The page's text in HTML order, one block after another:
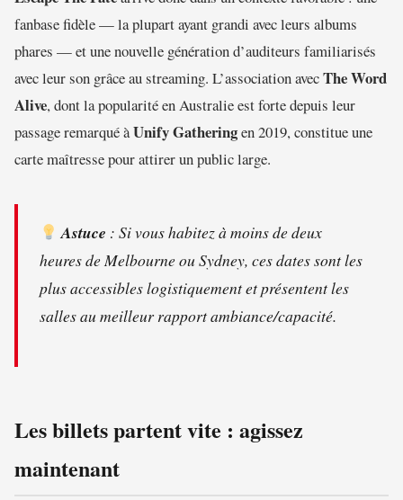
fanbase fidèle — la plupart ayant grandi avec leurs albums
phares — et une nouvelle génération d’auditeurs familiarisés
avec leur son grâce au streaming. L’association avecThe Word
Alive, dont la popularité en Australie est forte depuis leur
passage remarqué àUnify Gatheringen 2019, constitue une
carte maîtresse pour attirer un public large.
Astuce : Si vous habitez à moins de deux
heures de Melbourne ou Sydney, ces dates sont les
plus accessibles logistiquement et présentent les
salles au meilleur rapport ambiance/capacité.
Les billets partent vite : agissez
maintenant